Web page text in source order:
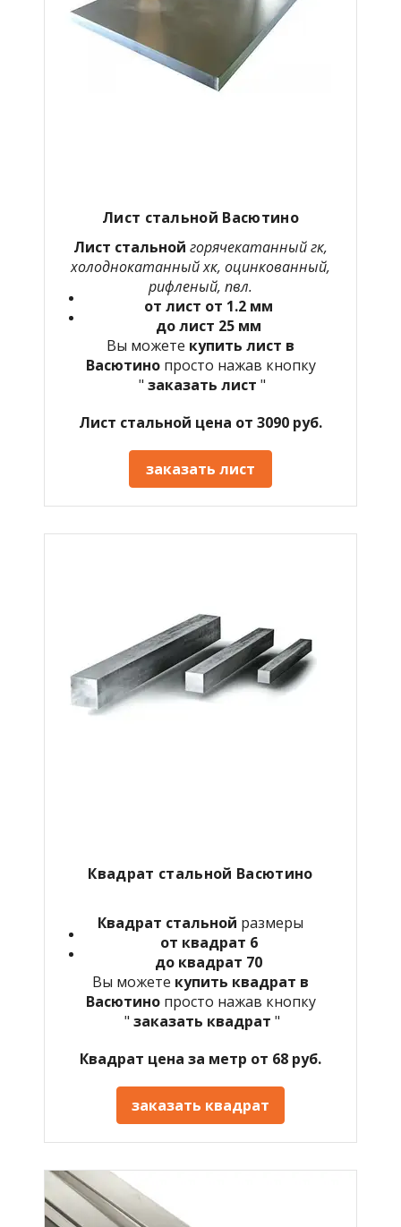
Лист стальной Васютино
Лист стальной горячекатанный гк,
холоднокатанный хк, оцинкованный,
рифленый, пвл.
от лист от 1.2 мм
до лист 25 мм
Вы можете купить лист в
Васютино просто нажав кнопку
" заказать лист "
Лист стальной цена от 3090 руб.
заказать лист
Квадрат стальной Васютино
Квадрат стальной размеры
от квадрат 6
до квадрат 70
Вы можете купить квадрат в
Васютино просто нажав кнопку
" заказать квадрат "
Квадрат цена за метр от 68 руб.
заказать квадрат